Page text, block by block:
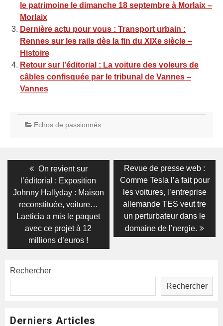
le patrimoine le dimanche 18 septembre à Morlaix –
Morlaix
Dernière actu pour vous : Transport urbain :
Rennes sur les rails dès la fin du XIXe siècle –
Histoire
Retour sur l’éditorial : La voiture des voleurs de
câbles confisquée par le tribunal de Vannes –
Vannes
Echos de passionnés
Navigation
l’article
Previous
post:
On revient sur
l’éditorial : Exposition
Johnny Hallyday : Maison
reconstituée, voiture…
Laeticia a mis le paquet
avec ce projet à 12
millions d’euros !
Next
post:
Revue de presse web :
Comme Tesla l’a fait pour
les voitures, l’entreprise
allemande TES veut tre
un perturbateur dans le
domaine de l’nergie.
Rechercher
Rechercher
Derniers Articles